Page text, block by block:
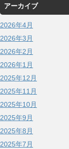
アーカイブ
2026年4月
2026年3月
2026年2月
2026年1月
2025年12月
2025年11月
2025年10月
2025年9月
2025年8月
2025年7月